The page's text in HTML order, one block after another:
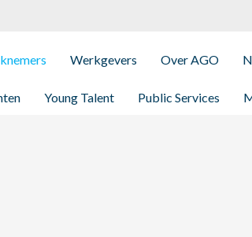
Young Talent Public Services
Werkgevers Over AGO